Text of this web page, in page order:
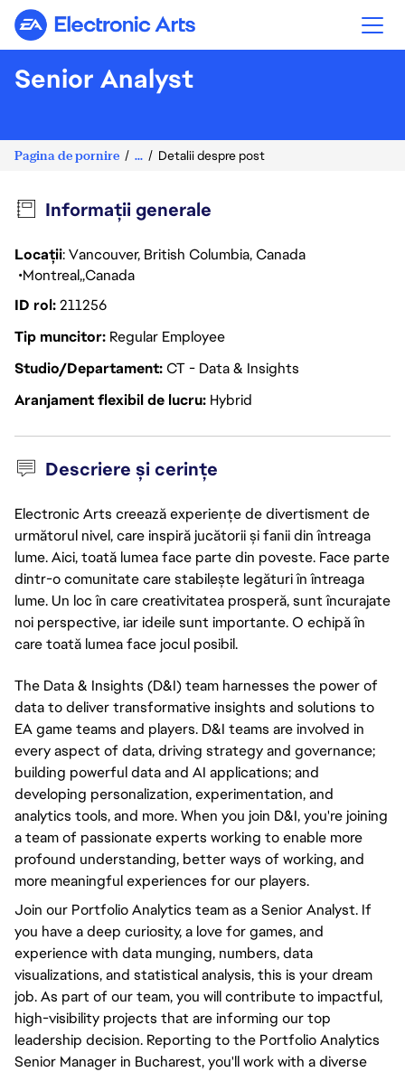
Electronic Arts
Senior Analyst
Pagina de pornire ... Detalii despre post
Informații generale
Locații: Vancouver, British Columbia, Canada
Montreal Canada
ID rol211256
Tip muncitor Regular Employee
Studio/DepartamentCT - Data & Insights
Aranjament flexibil de lucru Hybrid
Descriere și cerințe
Electronic Arts creează experiențe de divertisment de
următorul nivel, care inspiră jucătorii și fanii din întreaga
lume. Aici, toată lumea face parte din poveste. Face parte
dintr-o comunitate care stabilește legături în întreaga
lume. Un loc în care creativitatea prosperă, sunt încurajate
noi perspective, iar ideile sunt importante. O echipă în
care toată lumea face jocul posibil.
The Data & Insights (D&I) team harnesses the power of
data to deliver transformative insights and solutions to
EA game teams and players. D&I teams are involved in
every aspect of data, driving strategy and governance;
building powerful data and AI applications; and
developing personalization, experimentation, and
analytics tools, and more. When you join D&I, you're joining
a team of passionate experts working to enable more
profound understanding, better ways of working, and
more meaningful experiences for our players.
Join our Portfolio Analytics team as a Senior Analyst. If
you have a deep curiosity, a love for games, and
experience with data munging, numbers, data
visualizations, and statistical analysis, this is your dream
job. As part of our team, you will contribute to impactful,
high-visibility projects that are informing our top
leadership decision. Reporting to the Portfolio Analytics
Senior Manager in Bucharest, you'll work with a diverse